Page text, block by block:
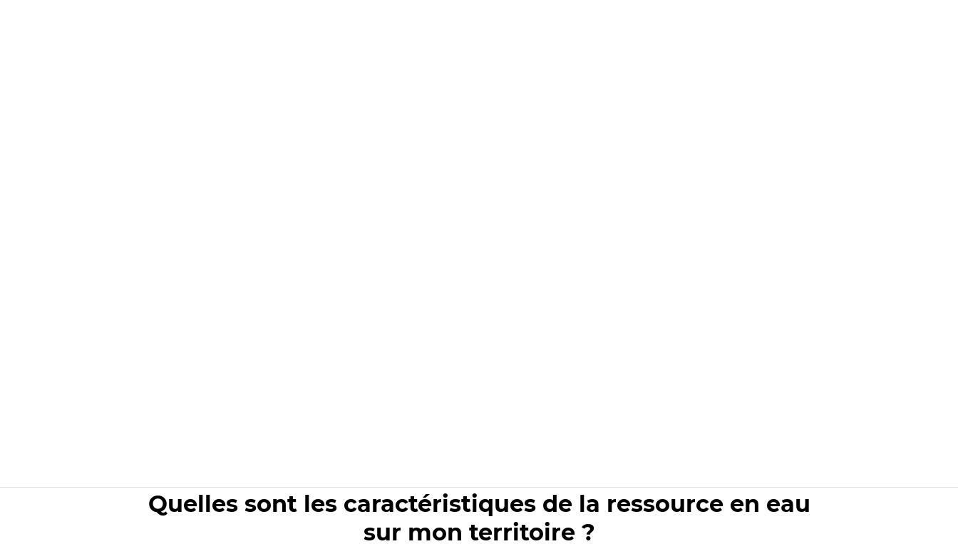
Quelles sont les caractéristiques de la ressource en eau
sur mon territoire ?